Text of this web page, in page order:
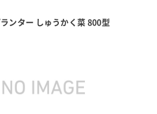
ンター しゅうかく菜 800型